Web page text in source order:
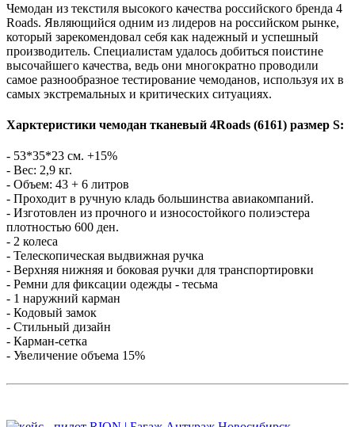
Чемодан из текстиля высокого качества российского бренда 4
Roads. Являющийся одним из лидеров на российском рынке,
который зарекомендовал себя как надежный и успешный
производитель. Специалистам удалось добиться поистине
высочайшего качества, ведь они многократно проводили
самое разнообразное тестирование чемоданов, используя их в
самых экстремальных и критических ситуациях.
Харктеристики чемодан тканевый 4Roads (6161) размер S:
- 53*35*23 см. +15%
- Вес: 2,9 кг.
- Объем: 43 + 6 литров
- Проходит в ручную кладь большинства авиакомпаний.
- Изготовлен из прочного и износостойкого полиэстера
плотностью 600 ден.
- 2 колеса
- Телескопическая выдвижная ручка
- Верхняя нижняя и боковая ручки для транспортировки
- Ремни для фиксации одежды - тесьма
- 1 наружний карман
- Кодовый замок
- Стильный дизайн
- Карман-сетка
- Увеличение объема 15%